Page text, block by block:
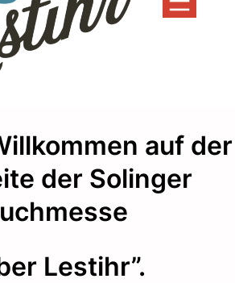
auf der
der Solinger
Lestihr”.